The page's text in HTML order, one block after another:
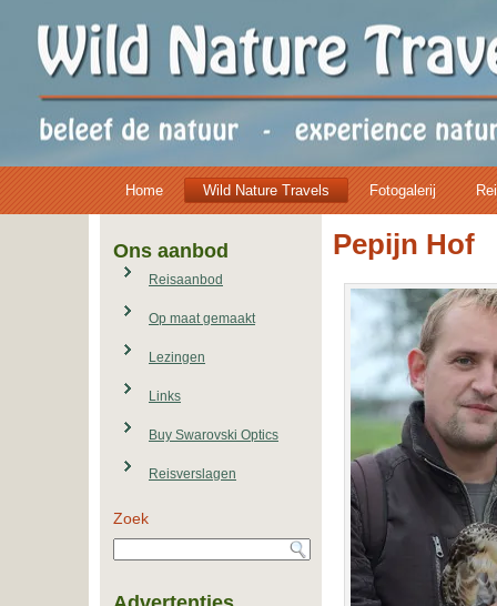
Home Wild Nature Travels Fotogalerij
Ons aanbod
Reisaanbod
Op maat gemaakt
Lezingen
Links
Buy Swarovski Optics
Reisverslagen
Zoek
Pepijn Hof